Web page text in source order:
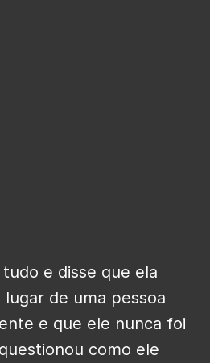
e disse que ela
de uma pessoa
e que ele nunca foi
como ele